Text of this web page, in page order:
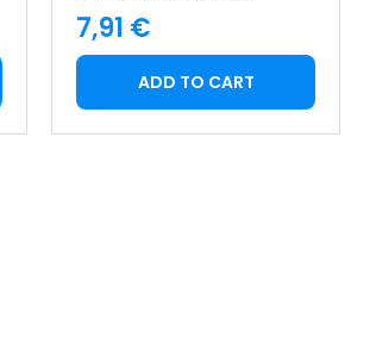
h 7hSevenOn Vintage
Price
7,91 €
ADD TO CART